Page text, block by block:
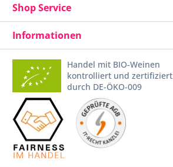
Shop Service
Informationen
Handel mit BIO-Weinen
kontrolliert und zertifiziert
durch DE-ÖKO-009